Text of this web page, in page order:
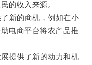
的收入来源。
新的商机，例如在小
电商平台将农产品推
提供了新的动力和机